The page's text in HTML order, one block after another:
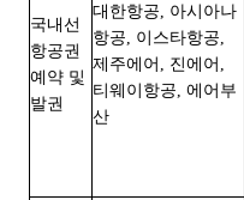
국내선
항공권
예약 및
발권
대한항공, 아시아나
항공, 이스타항공,
제주에어, 진에어,
티웨이항공, 에어부
산